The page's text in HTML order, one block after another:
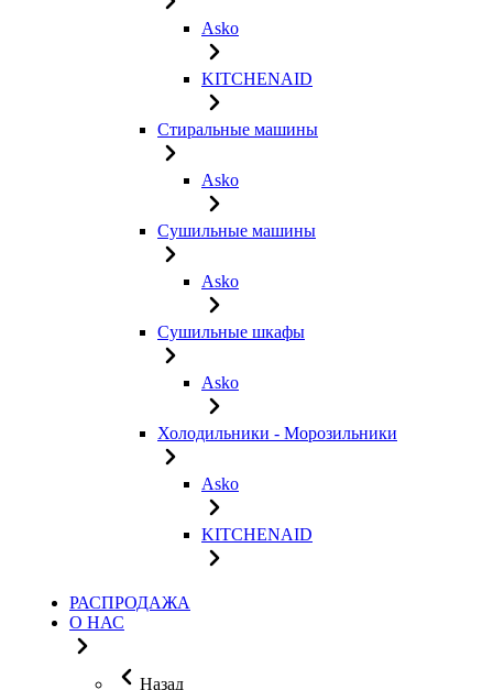
Asko
KITCHENAID
Стиральные машины
Asko
Сушильные машины
Asko
Сушильные шкафы
Asko
Холодильники - Морозильники
Asko
KITCHENAID
РАСПРОДАЖА
О НАС
Назад